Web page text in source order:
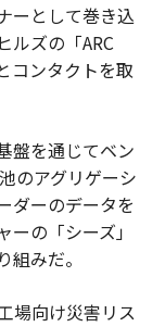
ーとして巻き込
ルズの「ARC
コンタクトを取
盤を通じてベン
のアグリゲーシ
ダーのデータを
の「シーズ」
みだ。
場向け災害リス